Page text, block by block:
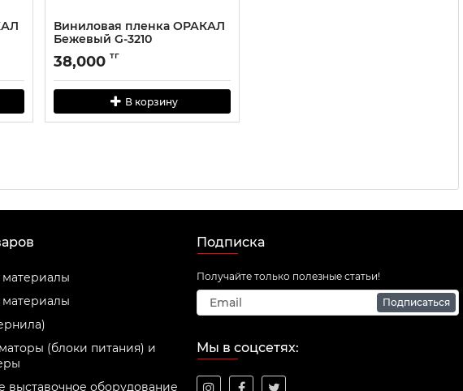
Виниловая пленка ОРАКАЛ
Бежевый G-3210
38,000 тг
В корзину
(блоки питания) и
выставочное оборудование
Подписка
Получайте только полезные статьи!
Подписаться
Мы в соцсетях: